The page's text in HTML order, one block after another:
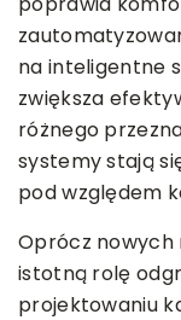
na inteligentne
zwiększa
różnego
systemy stają
pod względem
Oprócz nowych
istotną rolę
projektowaniu